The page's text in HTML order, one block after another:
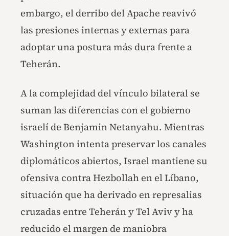
embargo, el derribo del Apache reavivó
las presiones internas y externas para
adoptar una postura más dura frente a
Teherán.
A la complejidad del vínculo bilateral se
suman las diferencias con el gobierno
israelí de Benjamin Netanyahu. Mientras
Washington intenta preservar los canales
diplomáticos abiertos, Israel mantiene su
ofensiva contra Hezbollah en el Líbano,
situación que ha derivado en represalias
cruzadas entre Teherán y Tel Aviv y ha
reducido el margen de maniobra